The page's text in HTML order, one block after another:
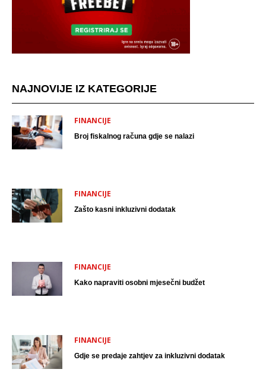
NAJNOVIJE IZ KATEGORIJE
FINANCIJE
Broj fiskalnog računa gdje se nalazi
FINANCIJE
Zašto kasni inkluzivni dodatak
FINANCIJE
Kako napraviti osobni mjesečni budžet
FINANCIJE
Gdje se predaje zahtjev za inkluzivni dodatak